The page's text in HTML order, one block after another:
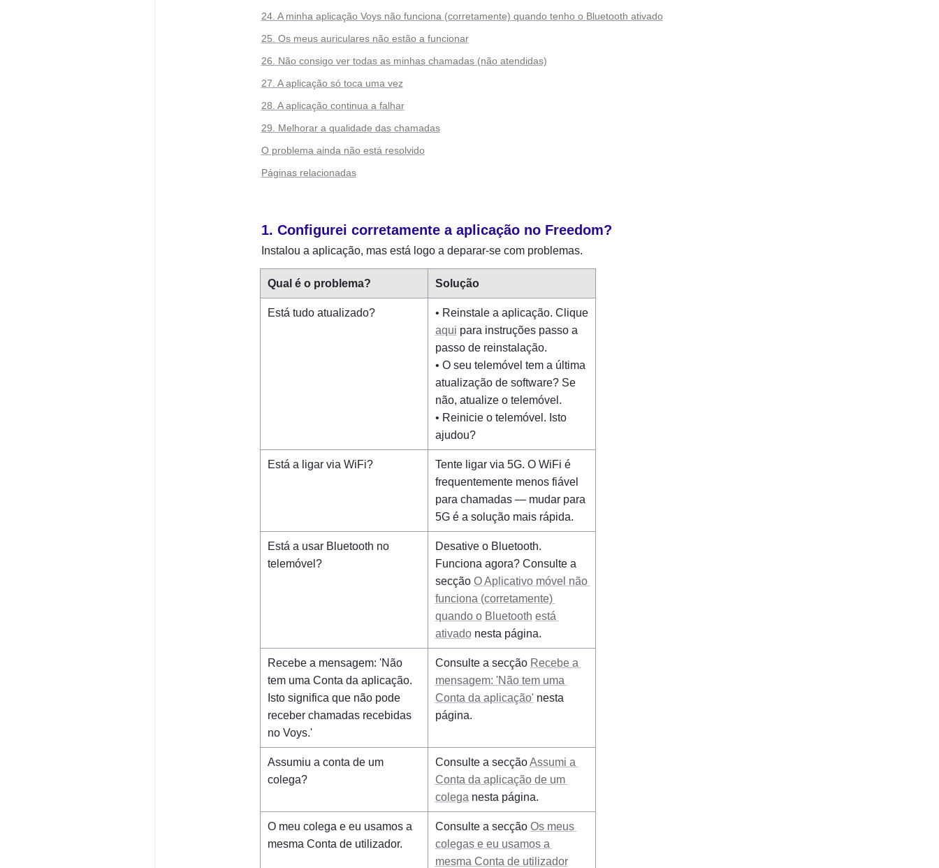
24. A minha aplicação Voys não funciona (corretamente) quando tenho o Bluetooth ativado
25. Os meus auriculares não estão a funcionar
26. Não consigo ver todas as minhas chamadas (não atendidas)
27. A aplicação só toca uma vez
28. A aplicação continua a falhar
29. Melhorar a qualidade das chamadas
O problema ainda não está resolvido
Páginas relacionadas
1. Configurei corretamente a aplicação no Freedom?
Instalou a aplicação, mas está logo a deparar-se com problemas.
Qual é o problema? Solução
Está tudo atualizado?
• Reinstale a aplicação. Clique
aqui para instruções passo a
passo de reinstalação.
• O seu telemóvel tem a última
atualização de software? Se
não, atualize o telemóvel.
• Reinicie o telemóvel. Isto
ajudou?
Está a ligar via WiFi?
Tente ligar via 5G. O WiFi é
frequentemente menos fiável
para chamadas — mudar para
5G é a solução mais rápida.
Está a usar Bluetooth no
telemóvel?
Desative o Bluetooth.
Funciona agora? Consulte a
secção O Aplicativo móvel não
funciona (corretamente)
quando o Bluetooth está
ativado nesta página.
Recebe a mensagem: 'Não
tem uma Conta da aplicação.
Isto significa que não pode
receber chamadas recebidas
no Voys.'
Consulte a secção Recebe a
mensagem: 'Não tem uma
Conta da aplicação' nesta
página.
Assumiu a conta de um
colega?
Consulte a secção
Conta da aplicação de um
colega nesta página.
O meu colega e eu usamos a
mesma Conta de utilizador.
Consulte a secção
Os meus
colegas e eu usamos a
mesma Conta de utilizador